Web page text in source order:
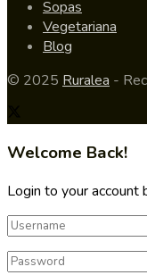
Sopas
Vegetariana
Blog
© 2025 Ruralea -
Welcome Back!
Login to your account